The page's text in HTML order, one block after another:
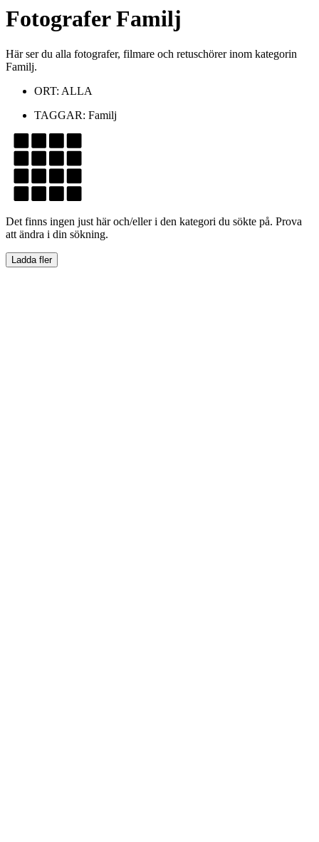
FotograferFamilj
Här ser du alla fotografer, filmare och retuschörer inom kategorin
Familj.
ORT: ALLA
TAGGAR: Familj
Det finns ingen just här och/eller i den kategori du sökte på. Prova
att ändra i din sökning.
Ladda fler